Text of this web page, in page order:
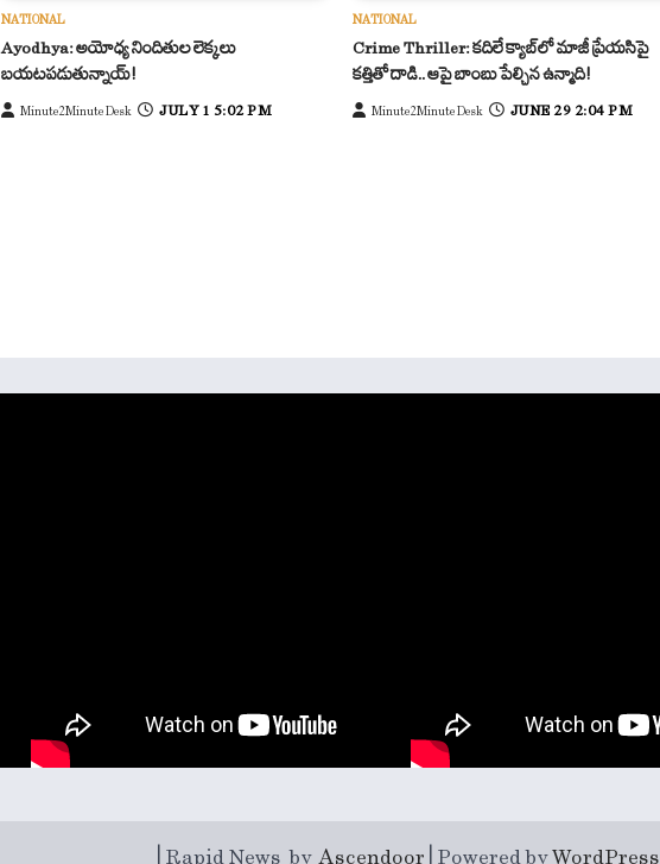
NATIONAL
Ayodhya: అయోధ్య నిందితుల లెక్కలు
బయటపడుతున్నాయ్!
Minute2Minute Desk JULY 1 5:02 PM
NATIONAL
Crime Thriller: కదిలే క్యాబ్‌లో మాజీ ప్రేయసిపై
కత్తితో దాడి.. ఆపై బాంబు పేల్చిన ఉన్మాది!
Minute2Minute Desk JUNE 29 2:04 PM